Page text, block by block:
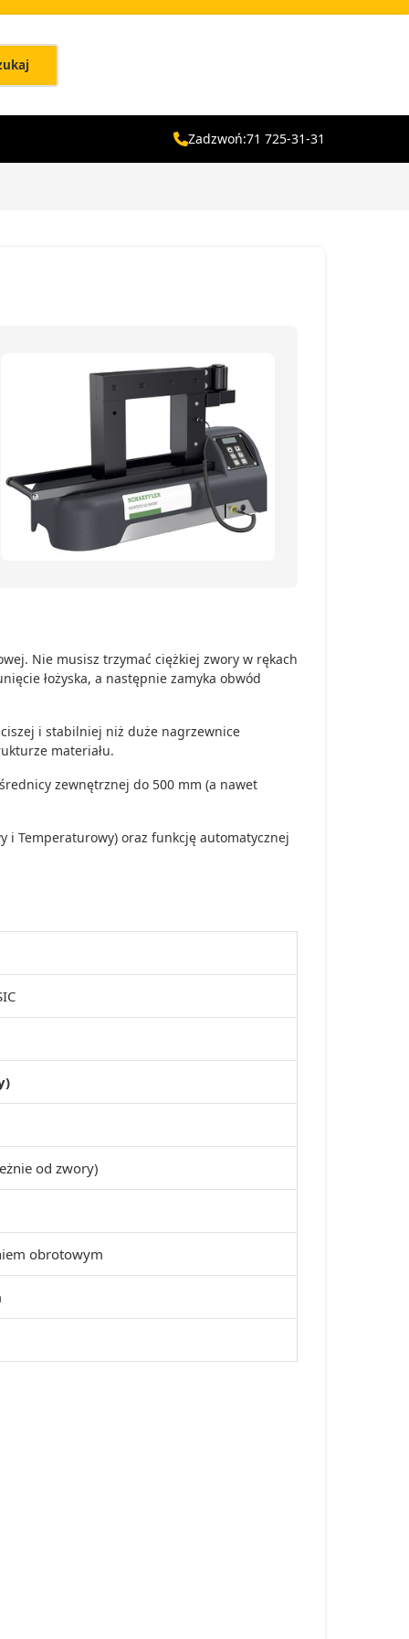
Zadzwoń:71 725-31-31
Nie musisz trzymać ciężkiej zwory w rękach
łożyska, a następnie zamyka obwód
i stabilniej niż duże nagrzewnice
materiału.
zewnętrznej do 500 mm (a nawet
i Temperaturowy) oraz funkcję automatycznej
od zwory)
obrotowym